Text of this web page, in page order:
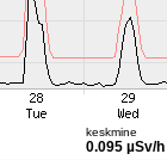
keskmine
0.095 µSv/h